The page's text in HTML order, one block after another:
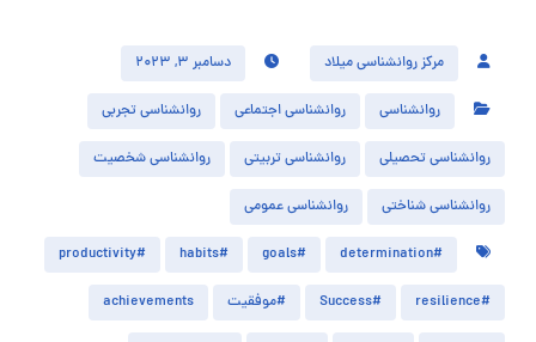
مرکز روانشناسی میلاد دسامبر ۳, ۲۰۲۳
روانشناسی روانشناسی اجتماعی روانشناسی تجربی
روانشناسی تحصیلی روانشناسی تربیتی روانشناسی شخصیت
روانشناسی شناختی روانشناسی عمومی
#determination
#goals
#habits
#productivity
#resilience
#Success #موفقیت achievements